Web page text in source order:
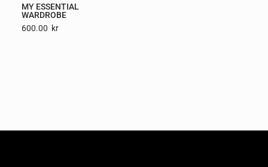
MY ESSENTIAL
WARDROBE
600.00 Kr